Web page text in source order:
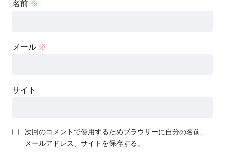
名前 ※
メール ※
サイト
次回のコメントで使用するためブラウザーに自分の名前、
メールアドレス、サイトを保存する。